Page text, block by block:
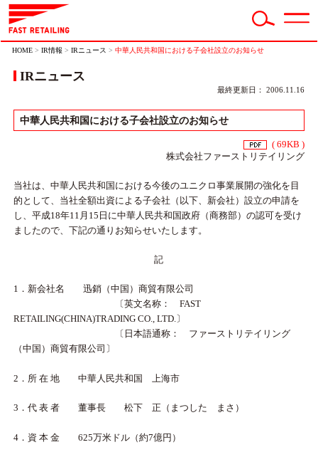
HOME > IR情報 > IRニュース > 中華人民共和国における子会社設立のお知らせ
IRニュース
最終更新日： 2006.11.16
中華人民共和国における子会社設立のお知らせ
( 69KB )
株式会社ファーストリテイリング
当社は、中華人民共和国における今後のユニクロ事業展開の強化を目
的として、当社全額出資による子会社（以下、新会社）設立の申請を
し、平成18年11月15日に中華人民共和国政府（商務部）の認可を受け
ましたので、下記の通りお知らせいたします。
記
1．新会社名 迅銷（中国）商貿有限公司
〔英文名称： FAST
RETAILING(CHINA)TRADING CO., LTD.〕
〔日本語通称： ファーストリテイリング
（中国）商貿有限公司〕
2．所 在 地 中華人民共和国 上海市
3．代 表 者 董事長 松下 正（まつした まさ）
4．資 本 金 625万米ドル（約7億円）